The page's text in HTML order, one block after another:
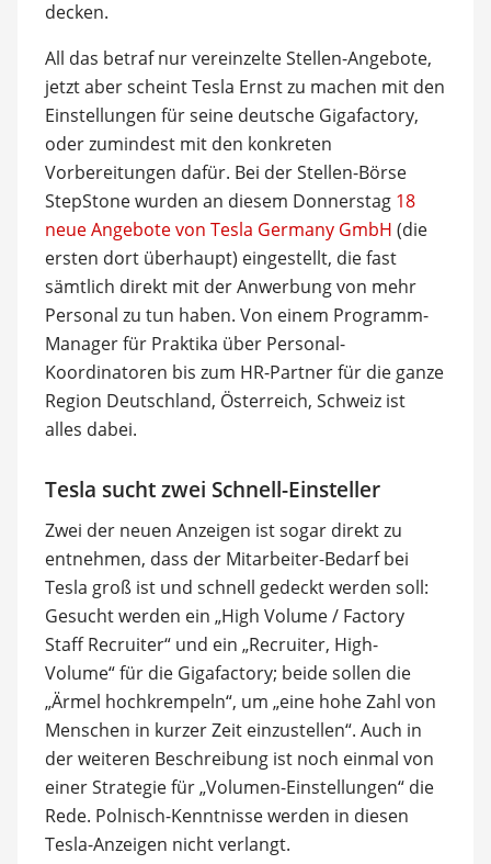
decken.
All das betraf nur vereinzelte Stellen-Angebote,
jetzt aber scheint Tesla Ernst zu machen mit den
Einstellungen für seine deutsche Gigafactory,
oder zumindest mit den konkreten
Vorbereitungen dafür. Bei der Stellen-Börse
StepStone wurden an diesem Donnerstag 18
neue Angebote von Tesla Germany GmbH (die
ersten dort überhaupt) eingestellt, die fast
sämtlich direkt mit der Anwerbung von mehr
Personal zu tun haben. Von einem Programm-
Manager für Praktika über Personal-
Koordinatoren bis zum HR-Partner für die ganze
Region Deutschland, Österreich, Schweiz ist
alles dabei.
Tesla sucht zwei Schnell-Einsteller
Zwei der neuen Anzeigen ist sogar direkt zu
entnehmen, dass der Mitarbeiter-Bedarf bei
Tesla groß ist und schnell gedeckt werden soll:
Gesucht werden ein „High Volume / Factory
Staff Recruiter“ und ein „Recruiter, High-
Volume“ für die Gigafactory; beide sollen die
„Ärmel hochkrempeln“, um „eine hohe Zahl von
Menschen in kurzer Zeit einzustellen“. Auch in
der weiteren Beschreibung ist noch einmal von
einer Strategie für „Volumen-Einstellungen“ die
Rede. Polnisch-Kenntnisse werden in diesen
Tesla-Anzeigen nicht verlangt.